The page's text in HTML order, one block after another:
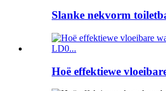
Slanke nekvorm
Hoë effektiewe